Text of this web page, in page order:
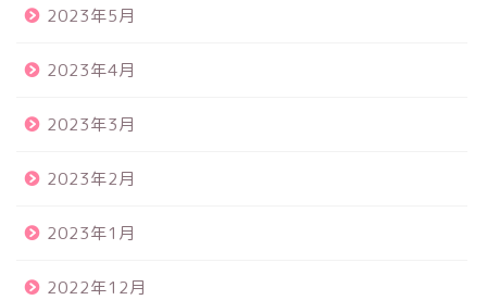
2023年5月
2023年4月
2023年3月
2023年2月
2023年1月
2022年12月